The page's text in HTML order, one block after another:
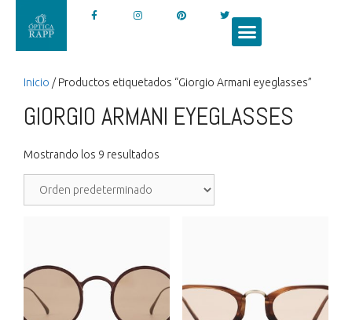
Inicio / Productos etiquetados “Giorgio Armani eyeglasses”
GIORGIO ARMANI EYEGLASSES
Mostrando los 9 resultados